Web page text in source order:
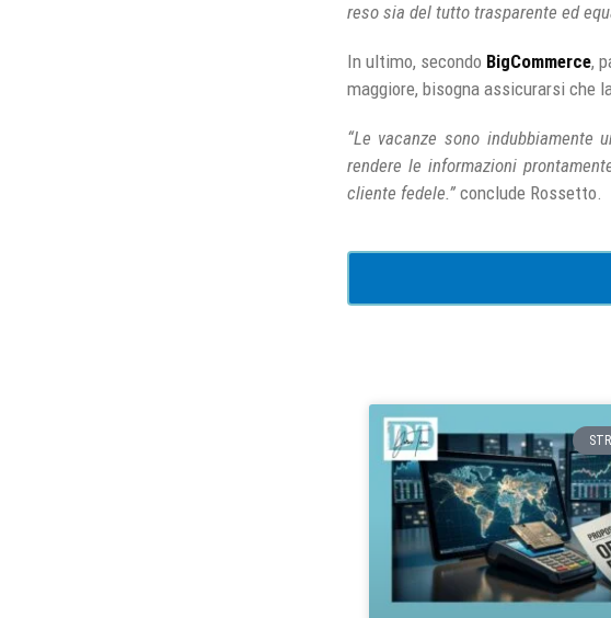
reso sia del tutto trasparente ed
In ultimo, secondo BigCommerce,
maggiore, bisogna assicurarsi che
“Le vacanze sono
rendere le informazioni
cliente fedele.”conclude Rossetto.